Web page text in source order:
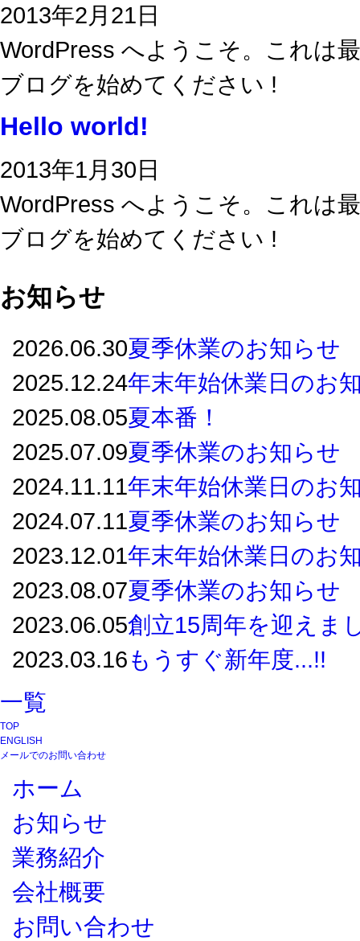
2013年2月21日
WordPress へようこそ。これは
ブログを始めてください !
Hello world!
2013年1月30日
WordPress へようこそ。これは
ブログを始めてください !
お知らせ
2026.06.30夏季休業のお知らせ
2025.12.24年末年始休業日のお
2025.08.05夏本番！
2025.07.09夏季休業のお知らせ
2024.11.11年末年始休業日のお
2024.07.11夏季休業のお知らせ
2023.12.01年末年始休業日のお
2023.08.07夏季休業のお知らせ
2023.06.05創立15周年を迎えま
2023.03.16もうすぐ新年度...!!
一覧
TOP
ENGLISH
メールでのお問い合わせ
ホーム
お知らせ
業務紹介
会社概要
お問い合わせ